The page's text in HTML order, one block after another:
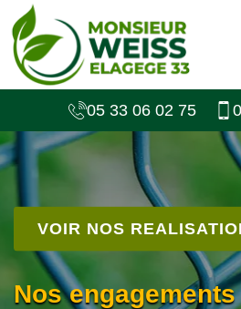
05 33 06 02 75
VOIR NOS
Nos engagements